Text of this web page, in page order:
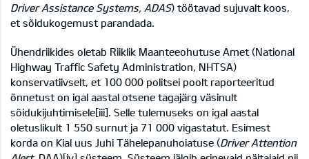
Driver Assistance Systems, ADAS) töötavad sujuvalt koos,
et sõidukogemust parandada.
Ühendriikides oletab Riiklik Maanteeohutuse Amet (National
Highway Traffic Safety Administration, NHTSA)
konservatiivselt, et 100 000 politsei poolt raporteeritud
õnnetust on igal aastal otsene tagajärg väsinult
sõidukijuhtimisele[iii]. Selle tulemuseks on igal aastal
oletuslikult 1 550 surnut ja 71 000 vigastatut. Esimest
korda on Kial uus Juhi Tähelepanuhoiatuse (Driver Attention